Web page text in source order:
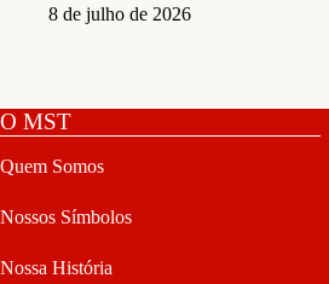
8 de julho de 2026
O MST
Quem Somos
Nossos Símbolos
Nossa História